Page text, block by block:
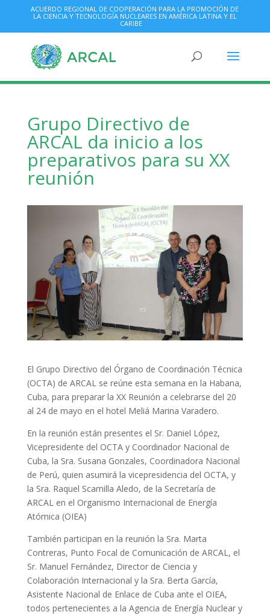
ACUERDO REGIONAL DE COOPERACIÓN PARA LA PROMOCIÓN DE
LA CIENCIA Y TECNOLOGÍA NUCLEARES EN AMÉRICA LATINA Y EL
CARIBE
Grupo Directivo de
ARCAL da inicio a los
preparativos para su XX
reunión
El Grupo Directivo del Órgano de Coordinación Técnica
(OCTA) de ARCAL se reúne esta semana en la Habana,
Cuba, para preparar la XX Reunión a celebrarse del 20
al 24 de mayo en el hotel Meliá Marina Varadero.
En la reunión están presentes el Sr. Daniel López,
Vicepresidente del OCTA y Coordinador Nacional de
Cuba, la Sra. Susana Gonzales, Coordinadora Nacional
de Perú, quien asumirá la vicepresidencia del OCTA, y
la Sra. Raquel Scamilla Aledo, de la Secretaría de
ARCAL en el Organismo Internacional de Energía
Atómica (OIEA)
También participan en la reunión la Sra. Marta
Contreras, Punto Focal de Comunicación de ARCAL, el
Sr. Manuel Fernández, Director de Ciencia y
Colaboración Internacional y la Sra. Berta García,
Asistente Nacional de Enlace de Cuba ante el OIEA,
todos pertenecientes a la Agencia de Energía Nuclear y